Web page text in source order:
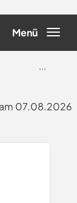
Menü
...
07.08.2026